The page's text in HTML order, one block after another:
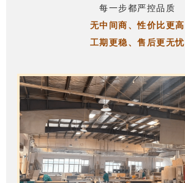
每一步都严控品质
无中间商、性价比更高
工期更稳、售后更无忧